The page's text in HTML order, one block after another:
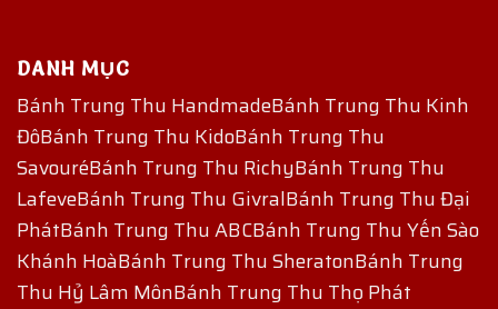
DANH MỤC
Bánh Trung Thu HandmadeBánh Trung Thu Kinh
ĐôBánh Trung Thu KidoBánh Trung Thu
SavouréBánh Trung Thu RichyBánh Trung Thu
LafeveBánh Trung Thu GivralBánh Trung Thu Đại
PhátBánh Trung Thu ABCBánh Trung Thu Yến Sào
Khánh HoàBánh Trung Thu SheratonBánh Trung
Thu Hỷ Lâm MônBánh Trung Thu Thọ Phát